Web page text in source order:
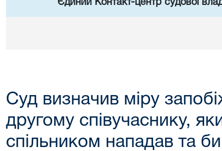
Єдиний Контакт-центр судової
Суд визначив міру
другому співучаснику,
спільником нападав та